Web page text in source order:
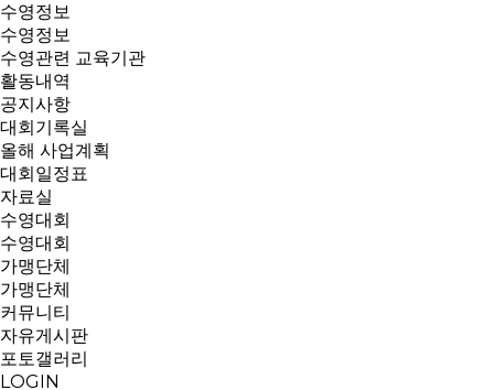
수영정보
수영정보
수영관련 교육기관
활동내역
공지사항
대회기록실
올해 사업계획
대회일정표
자료실
수영대회
수영대회
가맹단체
가맹단체
커뮤니티
자유게시판
포토갤러리
LOGIN